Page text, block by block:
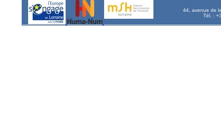
44, avenue de
Tél. :